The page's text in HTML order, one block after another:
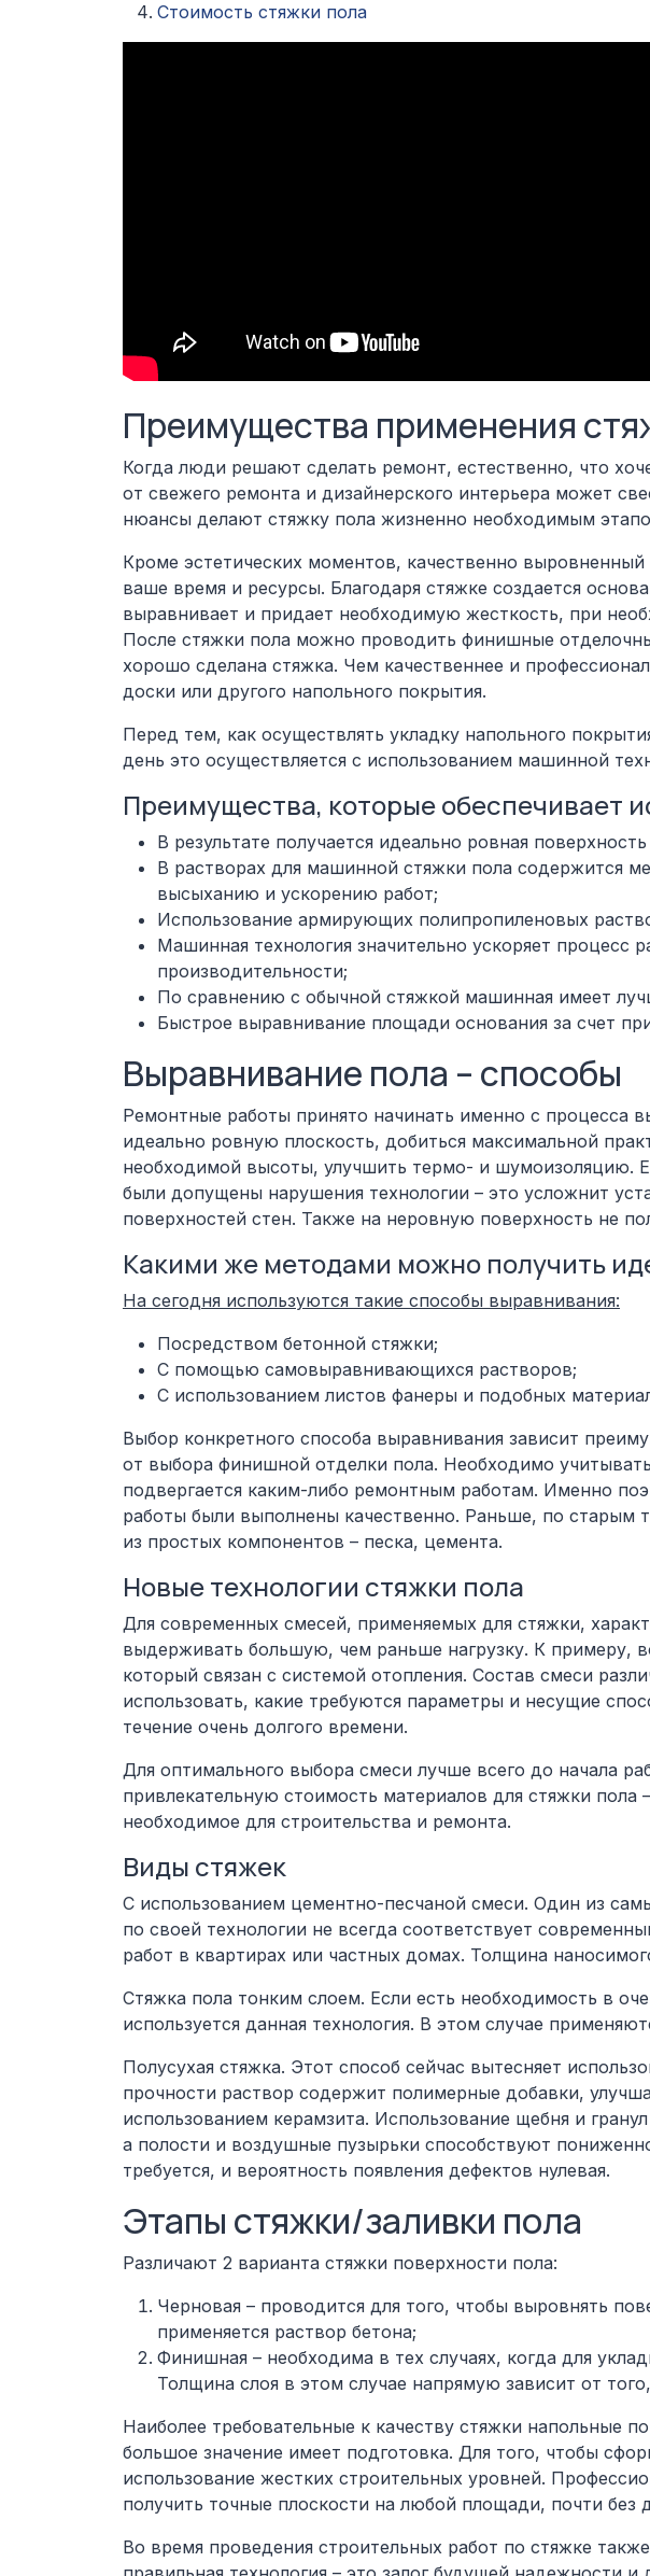
Стоимость стяжки пола
Преимущества применения
Когда люди решают сделать ремонт, естественно, что
от свежего ремонта и дизайнерского интерьера может
нюансы делают стяжку пола жизненно необходимым
Кроме эстетических моментов, качественно
ваше время и ресурсы. Благодаря стяжке создается
выравнивает и придает необходимую жесткость, при
После стяжки пола можно проводить финишные
хорошо сделана стяжка. Чем качественнее и
доски или другого напольного покрытия.
Перед тем, как осуществлять укладку напольного
день это осуществляется с использованием машинной
Преимущества, которые обеспечивает
В результате получается идеально ровная
В растворах для машинной стяжки пола содержится
высыханию и ускорению работ;
Использование армирующих полипропиленовых
Машинная технология значительно ускоряет
производительности;
По сравнению с обычной стяжкой машинная имеет
Быстрое выравнивание площади основания за счет
Выравнивание пола – способы
Ремонтные работы принято начинать именно с процесса
идеально ровную плоскость, добиться максимальной
необходимой высоты, улучшить термо- и шумоизоляцию.
были допущены нарушения технологии – это усложнит
поверхностей стен. Также на неровную поверхность не
Какими же методами можно получить
На сегодня используются такие способы выравнивания:
Посредством бетонной стяжки;
С помощью самовыравнивающихся растворов;
С использованием листов фанеры и подобных
Выбор конкретного способа выравнивания зависит
от выбора финишной отделки пола. Необходимо
подвергается каким-либо ремонтным работам. Именно
работы были выполнены качественно. Раньше, по старым
из простых компонентов – песка, цемента.
Новые технологии стяжки пола
Для современных смесей, применяемых для стяжки,
выдерживать большую, чем раньше нагрузку. К примеру,
который связан с системой отопления. Состав смеси
использовать, какие требуются параметры и несущие
течение очень долгого времени.
Для оптимального выбора смеси лучше всего до начала
привлекательную стоимость материалов для стяжки пола
необходимое для строительства и ремонта.
Виды стяжек
С использованием цементно-песчаной смеси. Один из
по своей технологии не всегда соответствует
работ в квартирах или частных домах. Толщина
Стяжка пола тонким слоем. Если есть необходимость в
используется данная технология. В этом случае
Полусухая стяжка. Этот способ сейчас вытесняет
прочности раствор содержит полимерные добавки,
использованием керамзита. Использование щебня и
а полости и воздушные пузырьки способствуют
требуется, и вероятность появления дефектов нулевая.
Этапы стяжки/заливки пола
Различают 2 варианта стяжки поверхности пола:
Черновая – проводится для того, чтобы выровнять
применяется раствор бетона;
Финишная – необходима в тех случаях, когда для
Толщина слоя в этом случае напрямую зависит от
Наиболее требовательные к качеству стяжки напольные
большое значение имеет подготовка. Для того, чтобы
использование жестких строительных уровней.
получить точные плоскости на любой площади, почти без
Во время проведения строительных работ по стяжке